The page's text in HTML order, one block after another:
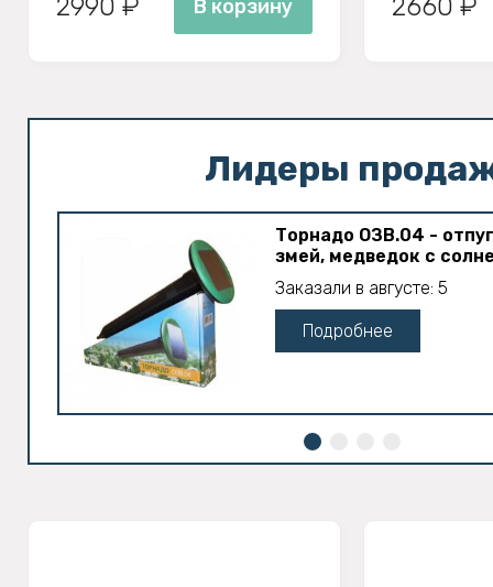
2990 ₽ В корзину 2660 ₽
Лидеры
Торнадо ОЗВ.04 -
змей, медведок с
Заказали в августе: 5
Подробнее